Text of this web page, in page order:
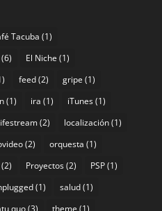
Tacuba (1)
El Niche (1)
feed(2) gripe (1)
(1) ira (1) iTunes(1)
(2) localización(1)
(2) orquesta (1)
Proyectos(2) PSP(1)
(1) salud(1)